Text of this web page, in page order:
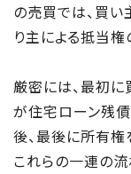
の売買では、買い
り主による抵当権
厳密には、最初
が住宅ローン残
後、最後に所有権
これらの一連の流